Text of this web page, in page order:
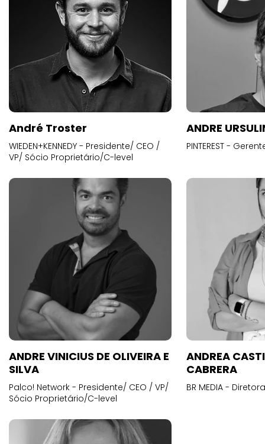
André Troster
WIEDEN+KENNEDY - Presidente/ CEO /
VP/ Sócio Proprietário/C-level
ANDRE
PINTEREST -
ANDRE VINICIUS DE OLIVEIRA E
SILVA
Palco! Network - Presidente/ CEO / VP/
Sócio Proprietário/C-level
ANDREA
CABRERA
BR MEDIA -